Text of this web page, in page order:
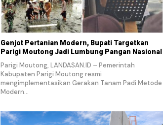
Genjot Pertanian Modern, Bupati Targetkan
Parigi Moutong Jadi Lumbung Pangan Nasional
Parigi Moutong, LANDASAN.ID – Pemerintah
Kabupaten Parigi Moutong resmi
mengimplementasikan Gerakan Tanam Padi Metode
Modern…